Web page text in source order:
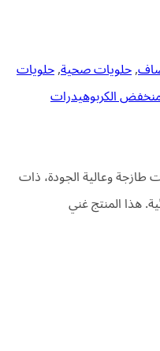
,حلويات صحية,حلويات
الكربوهيدرات
وعالية الجودة، ذات
هذا المنتج غني